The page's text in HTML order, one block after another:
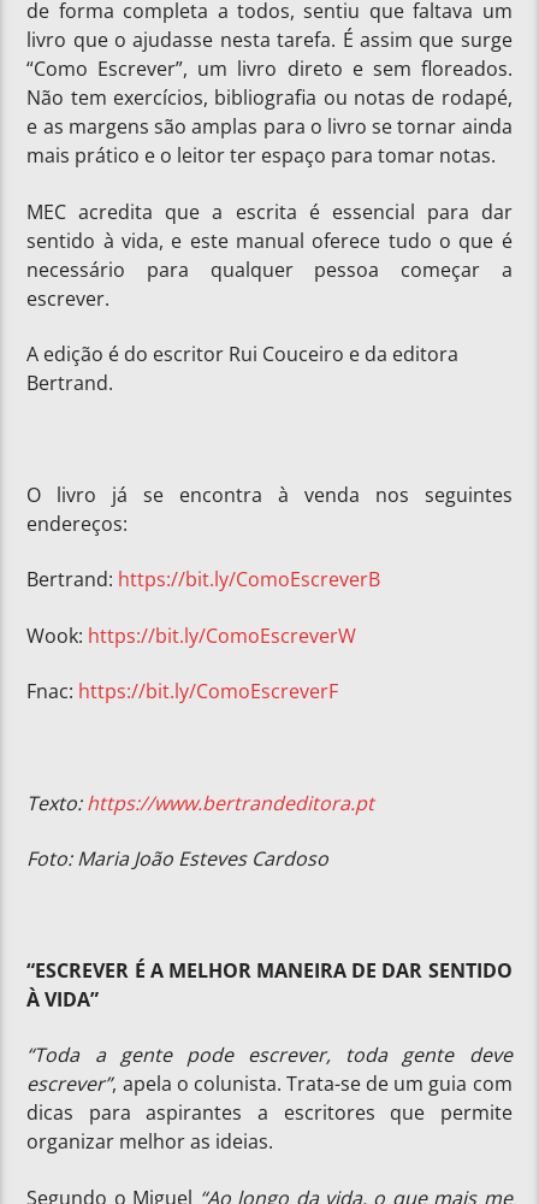
de forma completa a todos, sentiu que faltava um
livro que o ajudasse nesta tarefa. É assim que surge
“Como Escrever”, um livro direto e sem floreados.
Não tem exercícios, bibliografia ou notas de rodapé,
e as margens são amplas para o livro se tornar ainda
mais prático e o leitor ter espaço para tomar notas.
MEC acredita que a escrita é essencial para dar
sentido à vida, e este manual oferece tudo o que é
necessário para qualquer pessoa começar a
escrever.
A edição é do escritor Rui Couceiro e da editora
Bertrand.
O livro já se encontra à venda nos seguintes
endereços:
Bertrand: https://bit.ly/ComoEscreverB
Wook: https://bit.ly/ComoEscreverW
Fnac: https://bit.ly/ComoEscreverF
Texto:https://www.bertrandeditora.pt
Foto: Maria João Esteves Cardoso
“ESCREVER É A MELHOR MANEIRA DE DAR SENTIDO
À VIDA”
“Toda a gente pode escrever, toda gente deve
escrever”, apela o colunista. Trata-se de um guia com
dicas para aspirantes a escritores que permite
organizar melhor as ideias.
Segundo o Miguel “Ao longo da vida, o que mais me